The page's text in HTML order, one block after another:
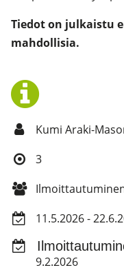
Tiedot on julkaistu
mahdollisia.
Kumi Araki-
3
11.5.2026 -
9.2.2026